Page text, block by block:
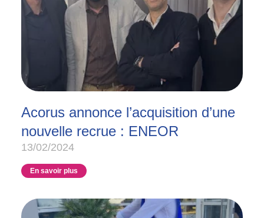
Acorus annonce l’acquisition d’une
nouvelle recrue : ENEOR
13/02/2024
En savoir plus